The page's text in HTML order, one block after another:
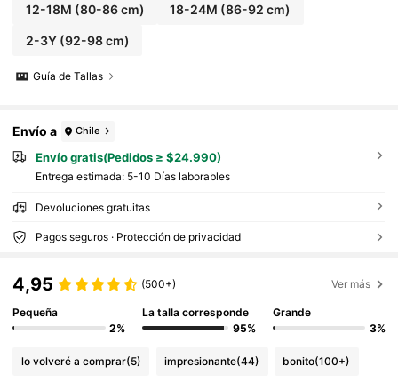
12-18M (80-86 cm) 18-24M (86-92 cm)
2-3Y(92-98 cm)
Guía de Tallas
Envío a Chile
Envío gratis(Pedidos ≥ $24.990)
Entrega estimada: 5-10 Días laborables
Devoluciones gratuitas
Pagos seguros · Protección de privacidad
4,95 (500+) Ver más
Pequeña
2%
La talla corresponde
95%
Grande
3%
lo volveré a comprar(5) impresionante(44) bonito(100+)